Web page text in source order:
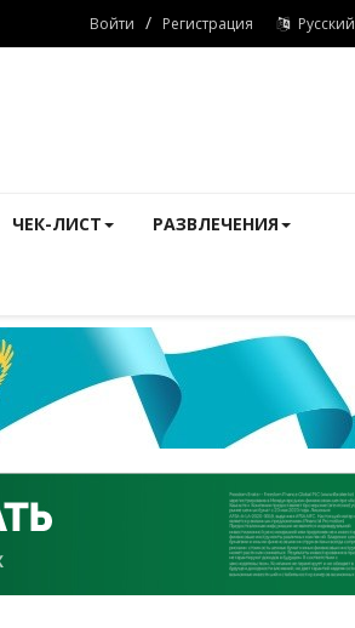
Войти / Регистрация Русский
ЧЕК-ЛИСТ РАЗВЛЕЧЕНИЯ